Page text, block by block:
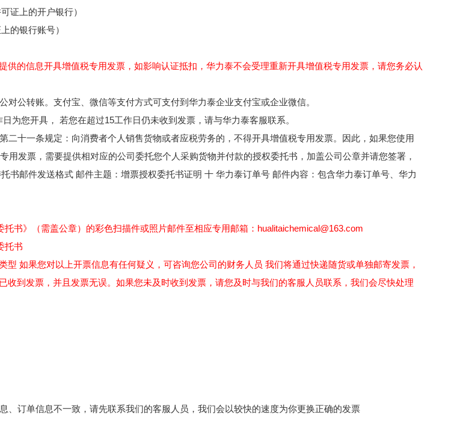
证上的开户银行）
的银行账号）
供的信息开具增值税专用发票，如影响认证抵扣，华力泰不会受理重新开具增值税专用发票，请您务必认
对公转账。支付宝、微信等支付方式可支付到华力泰企业支付宝或企业微信。
为您开具， 若您在超过15工作日仍未收到发票，请与华力泰客服联系。
二十一条规定：向消费者个人销售货物或者应税劳务的，不得开具增值税专用发票。因此，如果您使用
用发票，需要提供相对应的公司委托您个人采购货物并付款的授权委托书，加盖公司公章并请您签署，
书邮件发送格式 邮件主题：增票授权委托书证明 十 华力泰订单号 邮件内容：包含华力泰订单号、华力
书》（需盖公章）的彩色扫描件或照片邮件至相应专用邮箱：hualitaichemical@163.com
托书
型 如果您对以上开票信息有任何疑义，可咨询您公司的财务人员 我们将通过快递随货或单独邮寄发票，
收到发票，并且发票无误。如果您未及时收到发票，请您及时与我们的客服人员联系，我们会尽快处理
、订单信息不一致，请先联系我们的客服人员，我们会以较快的速度为你更换正确的发票